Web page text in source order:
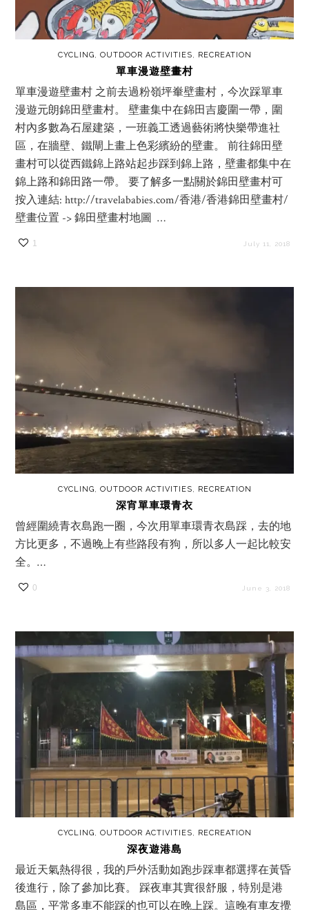
CYCLING, OUTDOOR ACTIVITIES, RECREATION
單車漫遊壁畫村
單車漫遊壁畫村 之前去過粉嶺坪輋壁畫村，今次踩單車
漫遊元朗錦田壁畫村。 壁畫集中在錦田吉慶圍一帶，圍
村內多數為石屋建築，一班義工透過藝術將快樂帶進社
區，在牆壁、鐵閘上畫上色彩繽紛的壁畫。 前往錦田壁
畫村可以從西鐵錦上路站起步踩到錦上路，壁畫都集中在
錦上路和錦田路一帶。 要了解多一點關於錦田壁畫村可
按入連結: http://travelababies.com/香港/香港錦田壁畫村/
壁畫位置 -> 錦田壁畫村地圖 …
1 July 11, 2018
CYCLING, OUTDOOR ACTIVITIES, RECREATION
深宵單車環青衣
曾經圍繞青衣島跑一圈，今次用單車環青衣島踩，去的地
方比更多，不過晚上有些路段有狗，所以多人一起比較安
全。…
0 June 3, 2018
CYCLING, OUTDOOR ACTIVITIES, RECREATION
深夜遊港島
最近天氣熱得很，我的戶外活動如跑步踩車都選擇在黃昏
後進行，除了參加比賽。 踩夜車其實很舒服，特別是港
島區，平常多車不能踩的也可以在晚上踩。這晚有車友攪